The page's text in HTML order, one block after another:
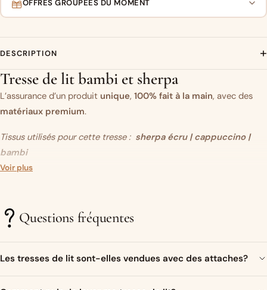
OFFRES GROUPÉES DU MOMENT
DESCRIPTION +
Tresse de lit bambi et sherpa
L’assurance d’un produit unique, 100% fait à la main, avec des
matériaux premium.
Tissus utilisés pour cette tresse : sherpa écru | cappuccino |
bambi
Vous aimez ce modèle mais vous souhaitez modifier un des tissus
tresse de lit (ou tour de lit tressé)
est devenue un élémentincontournabledans la décoration de la
Voir plus
Questions fréquentes
Les tresses de lit sont-elles vendues avec des attaches?